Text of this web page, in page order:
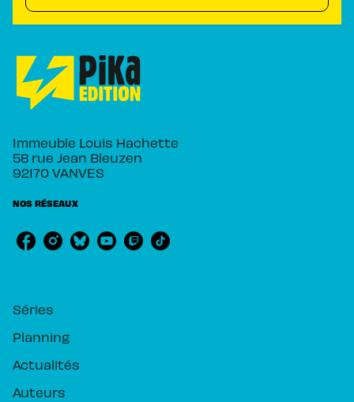
Immeuble Louis Hachette
58 rue Jean Bleuzen
92170 VANVES
NOS RÉSEAUX
Séries
Planning
Actualités
Auteurs